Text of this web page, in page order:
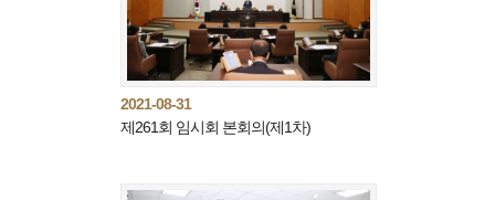
2021-08-31
제261회 임시회 본회의(제1차)